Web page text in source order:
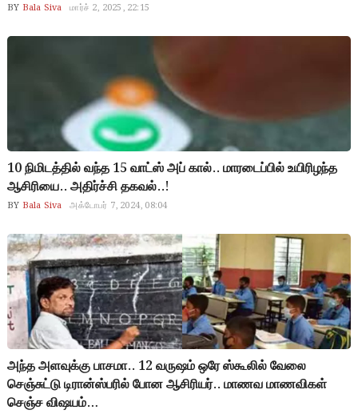
BY Bala Siva மார்ச் 2, 2025, 22:15
10 நிமிடத்தில் வந்த 15 வாட்ஸ் அப் கால்.. மாரடைப்பில் உயிரிழந்த
ஆசிரியை.. அதிர்ச்சி தகவல்..!
BY Bala Siva அக்டோபர் 7, 2024, 08:04
அந்த அளவுக்கு பாசமா.. 12 வருஷம் ஒரே ஸ்கூலில் வேலை
செஞ்சுட்டு டிரான்ஸ்பரில் போன ஆசிரியர்.. மாணவ மாணவிகள்
செஞ்ச விஷயம்…